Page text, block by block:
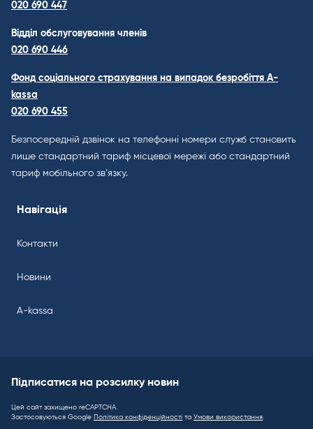
020 690 447
Відділ обслуговування членів
020 690 446
Фонд соціального страхування на випадок безробіття A-
kassa
020 690 455
Безпосередній дзвінок на телефонні номери служб становить
лише стандартний тариф місцевої мережі або стандартний
тариф мобільного зв’язку.
Навігація
Контакти
Новини
A-kassa
Підписатися на розсилку новин
Цей сайт захищено reCAPTCHA.
Застосовуються Google Політика конфіденційності та Умови використання.